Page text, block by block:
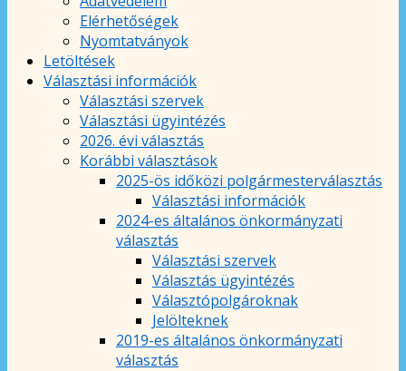
Elérhetőségek
Nyomtatványok
Letöltések
Választási információk
Választási szervek
Választási ügyintézés
2026. évi választás
Korábbi választások
2025-ös időközi polgármesterválasztás
Választási információk
2024-es általános önkormányzati
választás
Választási szervek
Választás ügyintézés
Választópolgároknak
Jelölteknek
2019-es általános önkormányzati
választás